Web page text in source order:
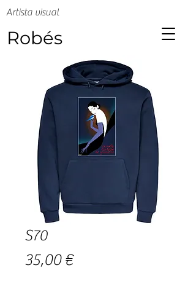
Robés
Artista visual
S70
35,00 €Precio